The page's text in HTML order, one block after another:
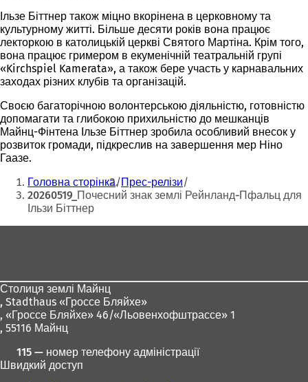
Ільзе Біттнер також міцно вкорінена в церковному та
культурному житті. Більше десяти років вона працює
лекторкою в католицькій церкві Святого Мартіна. Крім того,
вона працює гримером в екуменічній театральній групі
«Kirchspiel Kamerata», а також бере участь у карнавальних
заходах різних клубів та організацій.
Своєю багаторічною волонтерською діяльністю, готовністю
допомагати та глибокою прихильністю до мешканців
Майнц-Фінтена Ільзе Біттнер зробила особливий внесок у
розвиток громади, підкреслив на завершення мер Ніно
Гаазе.
Ти
тут:
Головна сторінка Прес-релізи
20260519_Почесний знак землі Рейнланд-Пфальц для
Ільзи Біттнер
Столиця землі Майнц
, Stadthaus «Гроссе Бляйхе»
, «Гроссе Бляйхе» 46/«Льовенхофштрассе» 1
, 55116 Майнц
115 — номер телефону адміністрації
Швидкий доступ